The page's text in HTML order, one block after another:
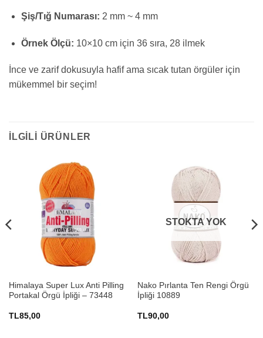
Şiş/Tığ Numarası: 2 mm ~ 4 mm
Örnek Ölçü: 10×10 cm için 36 sıra, 28 ilmek
İnce ve zarif dokusuyla hafif ama sıcak tutan örgüler için
mükemmel bir seçim!
İLGILI ÜRÜNLER
Himalaya Super Lux Anti Pilling
Portakal Örgü İpliği – 73448
TL85,00
STOKTA YOK
Nako Pırlanta Ten Rengi Örgü
İpliği 10889
TL90,00